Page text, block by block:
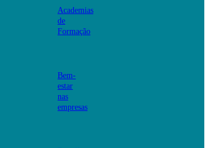
Academias
de
Formação
Bem-
estar
nas
empresas